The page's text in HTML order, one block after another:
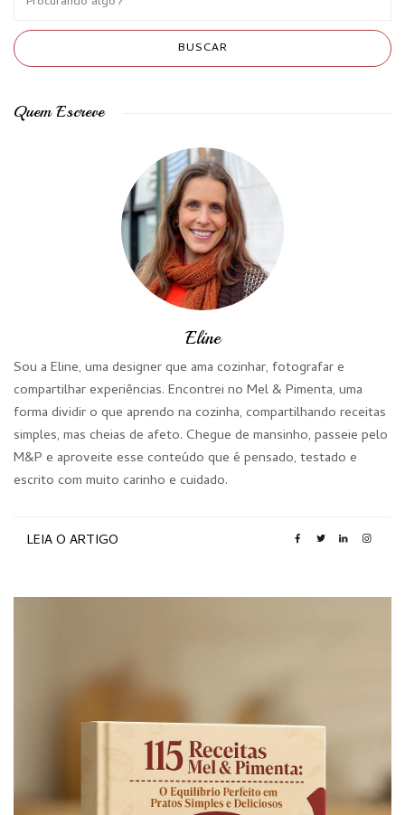
Quem Escreve
Eline
Sou a Eline, uma designer que ama cozinhar, fotografar e
compartilhar experiências. Encontrei no Mel & Pimenta, uma
forma dividir o que aprendo na cozinha, compartilhando receitas
simples, mas cheias de afeto. Chegue de mansinho, passeie pelo
M&P e aproveite esse conteúdo que é pensado, testado e
escrito com muito carinho e cuidado.
LEIA O ARTIGO